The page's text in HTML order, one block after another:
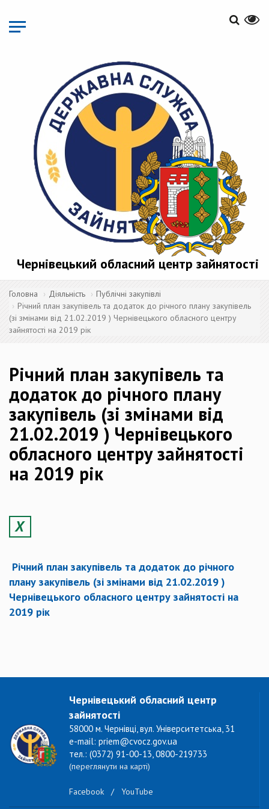
основного
матеріалу
Чернівецький обласний центр зайнятості
Головна Діяльність
Публічні закупівлі
Річний план закупівель та додаток до річного плану закупівель
(зі змінами від 21.02.2019 ) Чернівецького обласного центру
зайнятості на 2019 рік
Річний план закупівель та
додаток до річного плану
закупівель (зі змінами від
21.02.2019 ) Чернівецького
обласного центру зайнятості
на 2019 рік
Річний план закупівель та додаток до річного
плану закупівель (зі змінами від 21.02.2019 )
Чернівецького обласного центру зайнятості на
2019 рік
Чернівецький обласний центр
зайнятості
58000 м. Чернівці, вул. Університетська, 31
e-mail: priem@cvocz.gov.ua
тел.: (0372) 91-00-13, 0800-219733
(переглянути на карті)
Facebook / YouTube